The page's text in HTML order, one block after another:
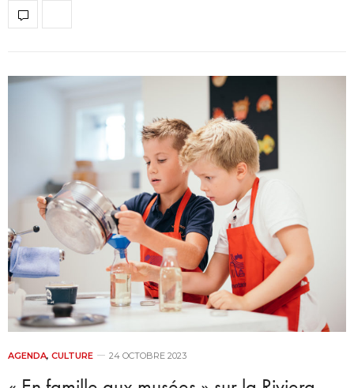
AGENDA, CULTURE 24 OCTOBRE 2023